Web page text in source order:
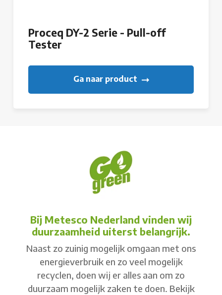
Proceq DY-2 Serie - Pull-off
Tester
Ga naar product
Bij Metesco Nederland vinden wij
duurzaamheid uiterst belangrijk.
Naast zo zuinig mogelijk omgaan met ons
energieverbruik en zo veel mogelijk
recyclen, doen wij er alles aan om zo
duurzaam mogelijk zaken te doen. Bekijk